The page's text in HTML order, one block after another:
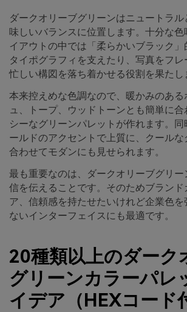
ダークオリーブグリーンはニュートラ
味しいバランスに位置します。十分な色
イアウトの中では「柔らかいブラック」
タイポグラフィを支えたり、写真をフレ
忙しい構図を落ち着かせる役割を果たし
本来控えめな色調なので、暖かみのあ
ュ、トープ、ウッドトーンとも簡単に
シーなグリーンパレットが作れます。
ールドのアクセントで上質に、クールな
合わせてモダンにも見せられます。
最も重要なのは、ダークオリーブグリー
信を伝えることです。そのためブランド
ア、信頼感を持たせたいけれど企業色を
ないインターフェイスにも最適です。
20種類以上のダーク
グリーンカラーパレ
イデア（HEXコード